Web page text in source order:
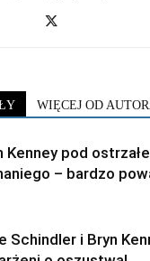
WIĘCEJ OD
Kenney pod
– bardzo
Schindler i Bryn